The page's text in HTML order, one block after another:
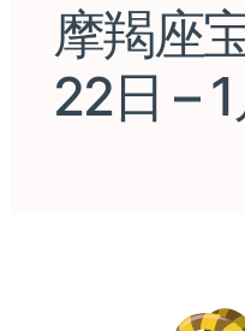
摩羯座
22日 – 1